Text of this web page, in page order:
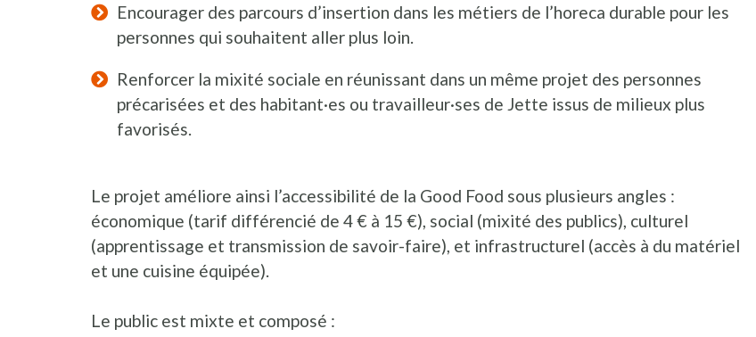
Encourager des parcours d’insertion dans les métiers de l’horeca durable pour les
personnes qui souhaitent aller plus loin.
Renforcer la mixité sociale en réunissant dans un même projet des personnes
précarisées et des habitant·es ou travailleur·ses de Jette issus de milieux plus
favorisés.
Le projet améliore ainsi l’accessibilité de la Good Food sous plusieurs angles :
économique (tarif différencié de 4 € à 15 €), social (mixité des publics), culturel
(apprentissage et transmission de savoir-faire), et infrastructurel (accès à du matériel
et une cuisine équipée).
Le public est mixte et composé :